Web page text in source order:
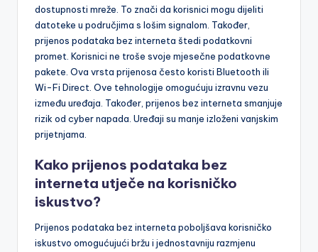
dostupnosti mreže. To znači da korisnici mogu dijeliti
datoteke u područjima s lošim signalom. Također,
prijenos podataka bez interneta štedi podatkovni
promet. Korisnici ne troše svoje mjesečne podatkovne
pakete. Ova vrsta prijenosa često koristi Bluetooth ili
Wi-Fi Direct. Ove tehnologije omogućuju izravnu vezu
između uređaja. Također, prijenos bez interneta smanjuje
rizik od cyber napada. Uređaji su manje izloženi vanjskim
prijetnjama.
Kako prijenos podataka bez
interneta utječe na korisničko
iskustvo?
Prijenos podataka bez interneta poboljšava korisničko
iskustvo omogućujući bržu i jednostavniju razmjenu